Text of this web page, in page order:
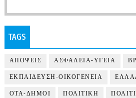
TAGS
ΑΠΟΨΕΙΣ ΑΣΦΑΛΕΙΑ-ΥΓΕΙΑ
ΕΚΠΑΙΔΕΥΣΗ-ΟΙΚΟΓΕΝΕΙΑ
ΟΤΑ-ΔΗΜΟΙ ΠΟΛΙΤΙΚΗ